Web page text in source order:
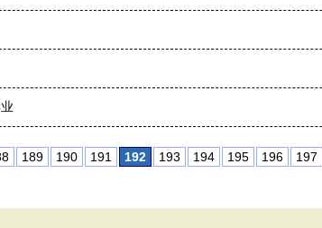
189 190 191 192 193 194 195 196 197